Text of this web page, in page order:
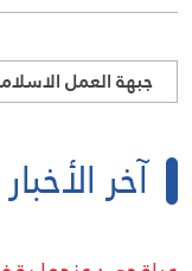
جبهة العمل
آخر الأخبار